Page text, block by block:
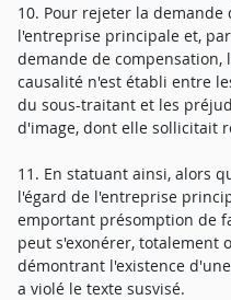
10. Pour rejeter la
l'entreprise principale et,
demande de
causalité n'est établi entre
du sous-traitant et les
d'image, dont elle sollicitait
11. En statuant ainsi, alors
l'égard de l'entreprise
emportant présomption de
peut s'exonérer, totalement
démontrant l'existence
a violé le texte susvisé.